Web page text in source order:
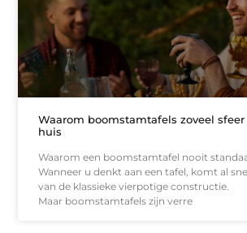
Waarom boomstamtafels zoveel
huis
Waarom een boomstamtafel nooit
Wanneer u denkt aan een tafel, komt al
van de klassieke vierpotige constructie.
Maar boomstamtafels zijn verre